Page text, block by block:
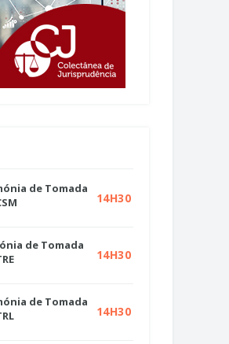
de Tomada
14H30
de Tomada
14H30
de Tomada
14H30